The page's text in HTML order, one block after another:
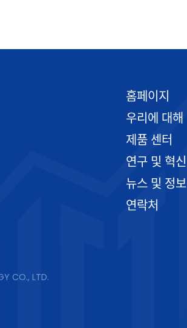
CO., LTD.
홈페이지
우리에 대해
제품 센터
연구 및 혁신
뉴스 및 정보
연락처